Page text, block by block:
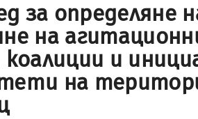
за определяне
на
и
на